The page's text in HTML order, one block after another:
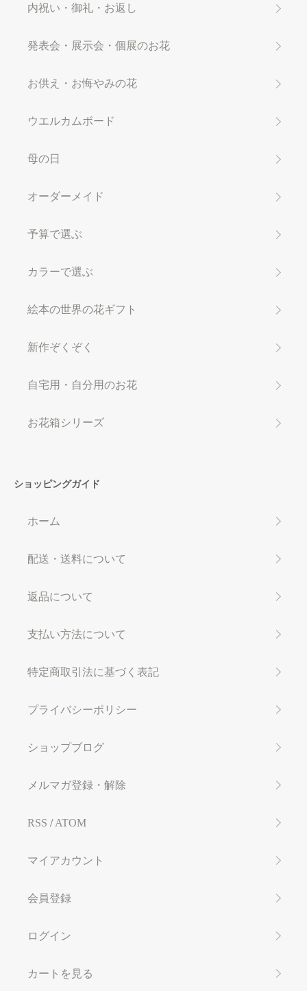
内祝い・御礼・お返し
発表会・展示会・個展のお花
お供え・お悔やみの花
ウエルカムボード
母の日
オーダーメイド
予算で選ぶ
カラーで選ぶ
絵本の世界の花ギフト
新作ぞくぞく
自宅用・自分用のお花
お花箱シリーズ
ショッピングガイド
ホーム
配送・送料について
返品について
支払い方法について
特定商取引法に基づく表記
プライバシーポリシー
ショップブログ
メルマガ登録・解除
RSS /ATOM
マイアカウント
会員登録
ログイン
カートを見る